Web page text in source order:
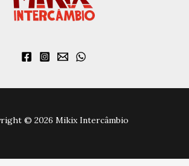
© 2026 Mikix Intercâmbio